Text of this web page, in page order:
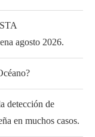
agosto 2026.
detección de
en muchos casos.